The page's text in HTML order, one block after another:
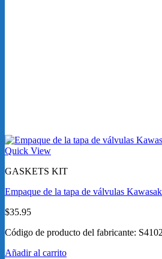
Quick View
GASKETS KIT
Empaque de la tapa de válvulas
$35.95
Código de producto del fabricante:
Añadir al carrito